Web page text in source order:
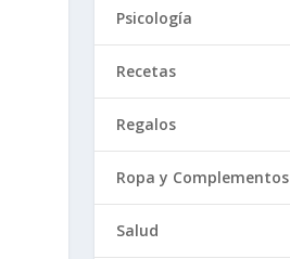
Psicología
Recetas
Regalos
Ropa y Complementos
Salud